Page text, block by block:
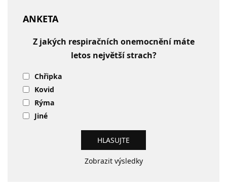
ANKETA
Z jakých respiračních onemocnění máte
letos největší strach?
Chřipka
Kovid
Rýma
Jiné
Zobrazit výsledky